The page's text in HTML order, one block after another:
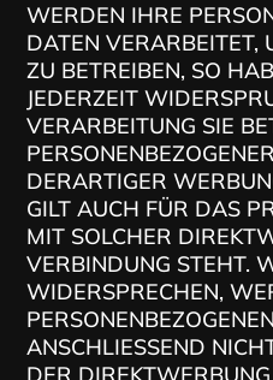
WERDEN IHRE
DATEN VERARBEITET,
ZU BETREIBEN, SO
JEDERZEIT
VERARBEITUNG SIE
DERARTIGER
GILT AUCH FÜR DAS
MIT SOLCHER
VERBINDUNG STEHT.
WIDERSPRECHEN,
ANSCHLIESSEND